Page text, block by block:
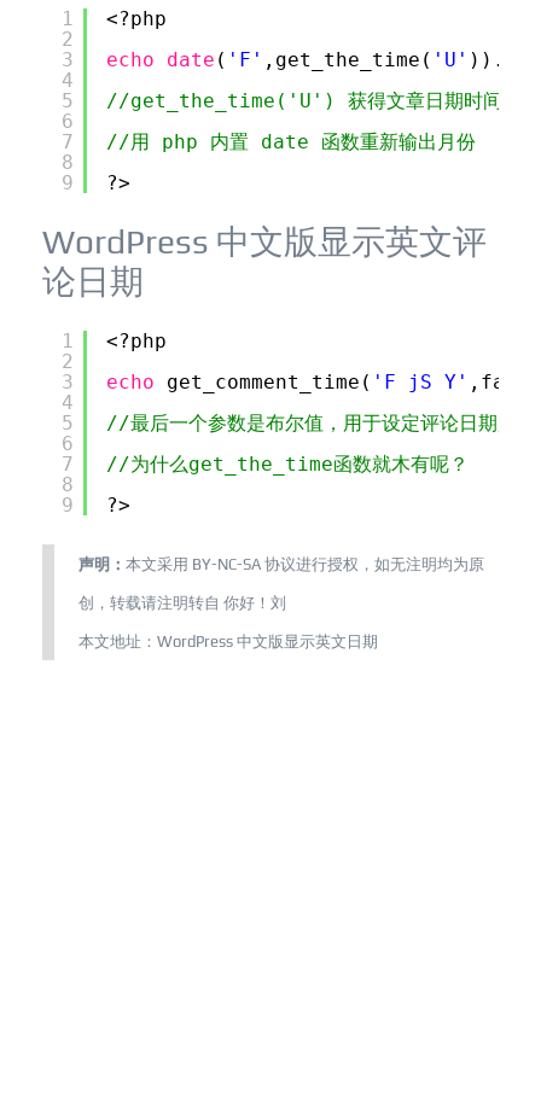
1
2
3
4
5
6
7
8
9
<?php
echo
date ( 'F' ,get_the_time( 'U' )).
//get_the_time('U') 获得文章日期时间戳
//用 php 内置 date 函数重新输出月份
?>
WordPress 中文版显示英文评
论日期
1
2
3
4
5
6
7
8
9
<?php
echo
get_comment_time( 'F jS Y'
//最后一个参数是布尔值，用于设定评论日期是否
//为什么get_the_time函数就木有呢？
?>
声明： 本文采用 BY-NC-SA 协议进行授权，如无注明均为原
创，转载请注明转自 你好！刘
本文地址： WordPress 中文版显示英文日期